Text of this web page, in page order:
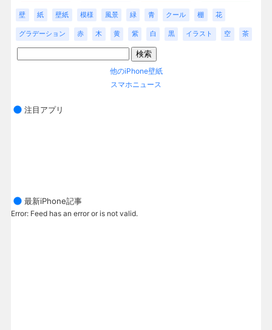
壁 紙 壁紙 模様 風景 緑 青 クール 棚 花
グラデーション 赤 木 黄 紫 白 黒 イラスト 空 茶
他のiPhone壁紙
スマホニュース
注目アプリ
最新iPhone記事
Error: Feed has an error or is not valid.